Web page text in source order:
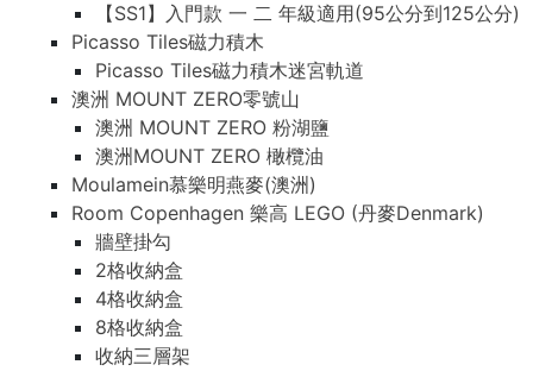
【SS1】入門款 一 二 年級適用(95公分到125公分)
Picasso Tiles磁力積木
Picasso Tiles磁力積木迷宮軌道
澳洲 MOUNT ZERO零號山
澳洲 MOUNT ZERO 粉湖鹽
澳洲MOUNT ZERO 橄欖油
Moulamein慕樂明燕麥(澳洲)
Room Copenhagen 樂高 LEGO (丹麥Denmark)
牆壁掛勾
2格收納盒
4格收納盒
8格收納盒
收納三層架